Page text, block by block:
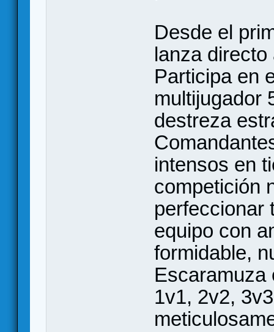
Desde el
lanza
Participa en
multijugador
destreza
intensos en
competición
perfeccionar
equipo con
formidable,
Escaramuza
1v1, 2v2,